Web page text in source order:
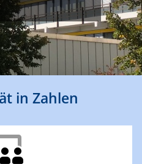
in Zahlen